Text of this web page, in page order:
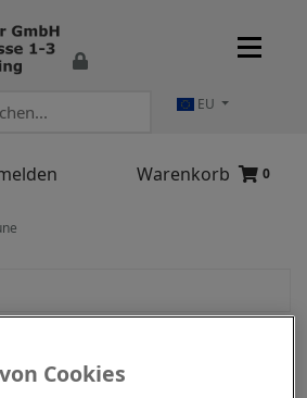
Warenkorb 0
EU
Cookies